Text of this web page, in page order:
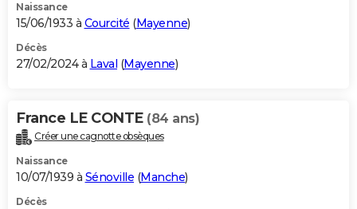
Naissance
15/06/1933 à Courcité (Mayenne)
Décès
27/02/2024 à Laval (Mayenne)
France LE CONTE (84 ans)
Créer une cagnotte obsèques
Naissance
10/07/1939 à Sénoville (Manche)
Décès